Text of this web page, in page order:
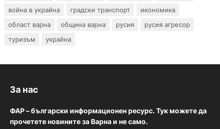
война в украйна
градски транспорт
икономика
област варна
община варна русия
русия агресор
туризъм
украйна
За нас
ФАР – български информационен ресурс. Тук можете да
прочетете новините за Варна и не само.